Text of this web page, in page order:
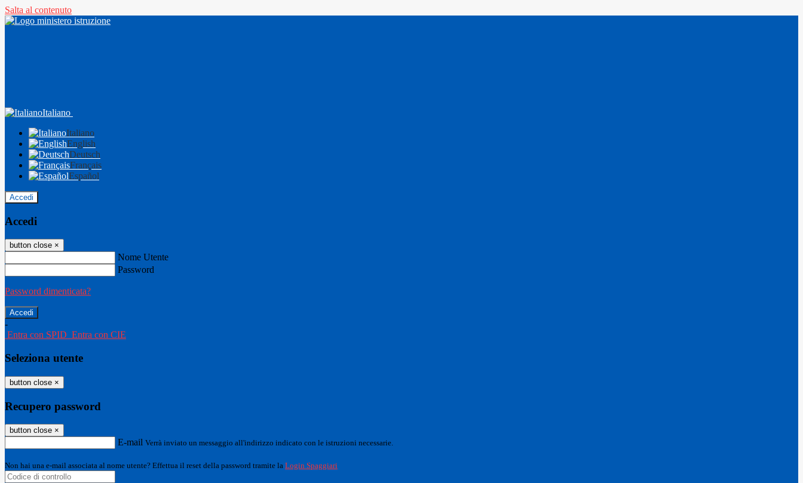
Salta al contenuto
Italiano
Italiano
English
Deutsch
Français
Español
Accedi
Accedi
button close ×
Nome Utente
Password
Password dimenticata?
-
Entra con SPID Entra con CIE
Seleziona utente
button close ×
Recupero password
button close ×
E-mail Verrà inviato un messaggio all'indirizzo indicato con le istruzioni necessarie.
Non hai una e-mail associata al nome utente? Effettua il reset della password tramite la Login Spaggiari